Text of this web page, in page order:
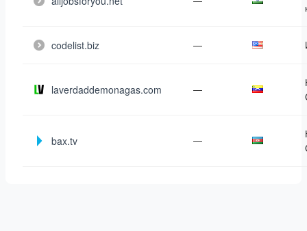
codelist.biz —
laverdaddemonagas.com —
bax.tv —